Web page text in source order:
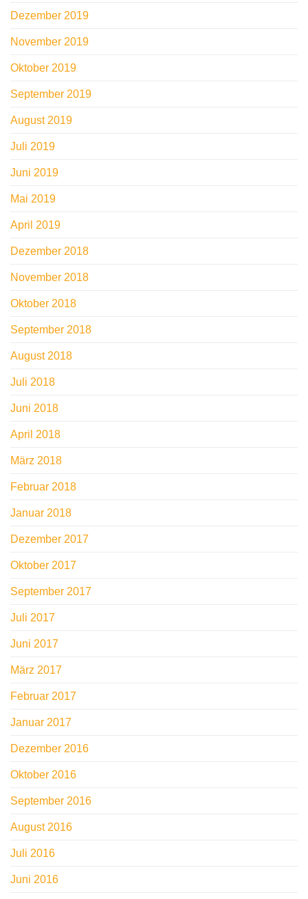
Dezember 2019
November 2019
Oktober 2019
September 2019
August 2019
Juli 2019
Juni 2019
Mai 2019
April 2019
Dezember 2018
November 2018
Oktober 2018
September 2018
August 2018
Juli 2018
Juni 2018
April 2018
März 2018
Februar 2018
Januar 2018
Dezember 2017
Oktober 2017
September 2017
Juli 2017
Juni 2017
März 2017
Februar 2017
Januar 2017
Dezember 2016
Oktober 2016
September 2016
August 2016
Juli 2016
Juni 2016